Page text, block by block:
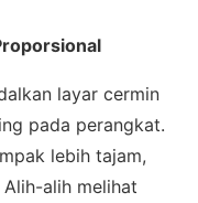
layar cermin
pada perangkat.
lebih tajam,
alih melihat